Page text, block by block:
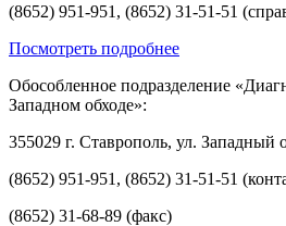
(8652) 951-951, (8652) 31-51-51
Посмотреть подробнее
Обособленное подразделение
Западном обходе»:
355029 г. Ставрополь, ул. Западный
(8652) 951-951, (8652) 31-51-51
(8652) 31-68-89 (факс)